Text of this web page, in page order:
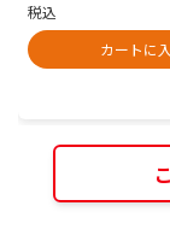
税込
カートに